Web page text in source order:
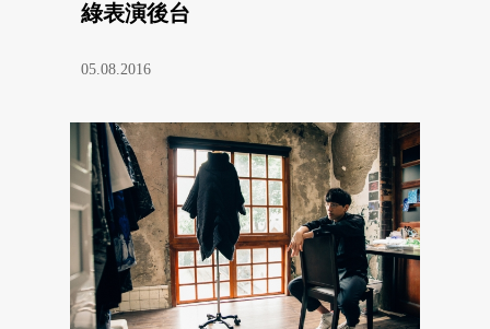
綠表演後台
05.08.2016